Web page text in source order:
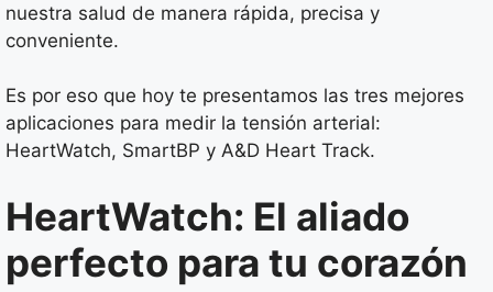
nuestra salud de manera rápida, precisa y
conveniente.
Es por eso que hoy te presentamos las tres mejores
aplicaciones para medir la tensión arterial:
HeartWatch, SmartBP y A&D Heart Track.
HeartWatch: El aliado
perfecto para tu corazón